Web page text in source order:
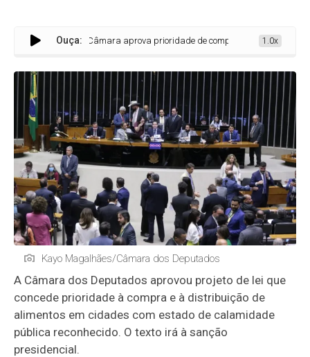
Ouça:
Câmara aprova prioridade de compra e distribuição de
1.0x
Kayo Magalhães/Câmara dos Deputados
A Câmara dos Deputados aprovou projeto de lei que
concede prioridade à compra e à distribuição de
alimentos em cidades com estado de calamidade
pública reconhecido. O texto irá à sanção
presidencial.